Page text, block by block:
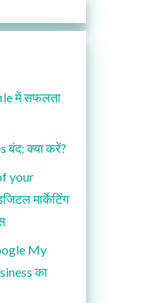
में सफलता
क्या करें?
your
मार्केटिंग
My
का